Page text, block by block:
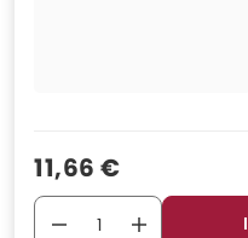
Verkaufspreis
11,66 €